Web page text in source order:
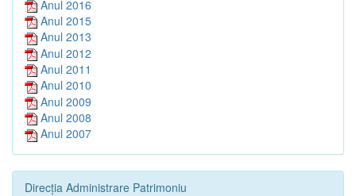
Anul 2016
Anul 2015
Anul 2013
Anul 2012
Anul 2011
Anul 2010
Anul 2009
Anul 2008
Anul 2007
Direcția Administrare Patrimoniu